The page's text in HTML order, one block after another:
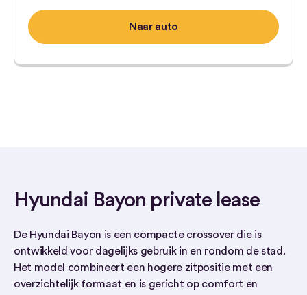
Naar auto
Hyundai Bayon private lease
De Hyundai Bayon is een compacte crossover die is
ontwikkeld voor dagelijks gebruik in en rondom de stad.
Het model combineert een hogere zitpositie met een
overzichtelijk formaat en is gericht op comfort en